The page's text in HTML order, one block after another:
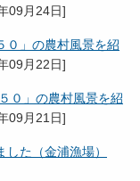
09月24日]
０」の農村風景を紹
09月22日]
０」の農村風景を紹
09月21日]
た（金浦漁場）